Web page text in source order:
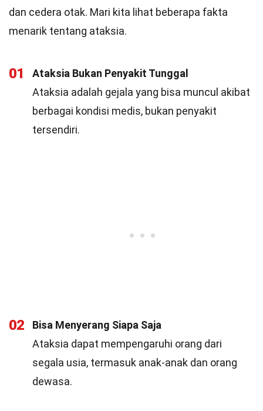
dan cedera otak. Mari kita lihat beberapa fakta
menarik tentang ataksia.
01
Ataksia Bukan Penyakit Tunggal
Ataksia adalah gejala yang bisa muncul akibat
berbagai kondisi medis, bukan penyakit
tersendiri.
02
Bisa Menyerang Siapa Saja
Ataksia dapat mempengaruhi orang dari
segala usia, termasuk anak-anak dan orang
dewasa.